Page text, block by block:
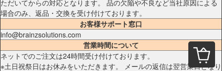
ただいてからの対応となります。 品の欠陥や不良など当社原因による
場合のみ、返品・交換を受け付けております。
お客様サポート窓口
info@brainzsolutions.com
営業時間について
ネットでのご注文は24時間受け付けております。
※土日祝祭日はお休みをいただきます。 メールの返信は翌営業日となり